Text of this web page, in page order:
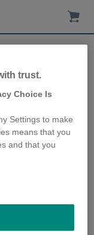
à
un
trust.
Choice Is
Settings to make
means that you
and that you